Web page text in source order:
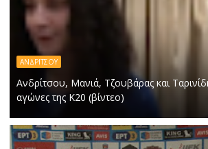
ΑΝΔΡΙΤΣΟΥ
Ανδρίτσου, Μανιά, Τζουβάρας και
αγώνες της Κ20 (βίντεο)